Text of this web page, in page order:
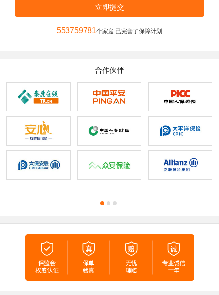
立即提交
553759781个家庭 已完善了保障计划
合作伙伴